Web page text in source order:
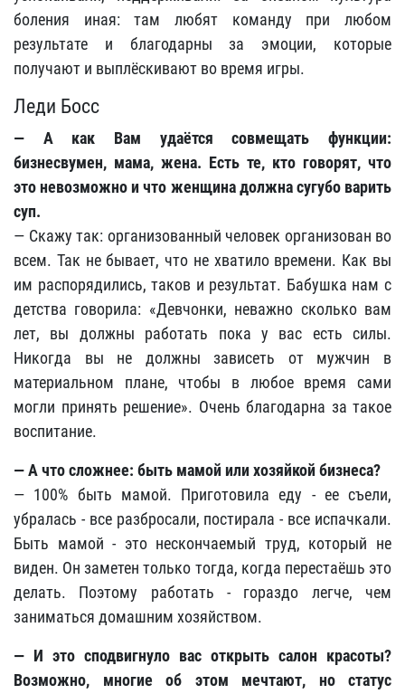
боления иная: там любят команду при любом
результате и благодарны за эмоции, которые
получают и выплёскивают во время игры.
Леди Босс
— А как Вам удаётся совмещать функции:
бизнесвумен, мама, жена. Есть те, кто говорят, что
это невозможно и что женщина должна сугубо варить
суп.
— Скажу так: организованный человек организован во
всем. Так не бывает, что не хватило времени. Как вы
им распорядились, таков и результат. Бабушка нам с
детства говорила: «Девчонки, неважно сколько вам
лет, вы должны работать пока у вас есть силы.
Никогда вы не должны зависеть от мужчин в
материальном плане, чтобы в любое время сами
могли принять решение». Очень благодарна за такое
воспитание.
— А что сложнее: быть мамой или хозяйкой бизнеса?
— 100% быть мамой. Приготовила еду - ее съели,
убралась - все разбросали, постирала - все испачкали.
Быть мамой - это нескончаемый труд, который не
виден. Он заметен только тогда, когда перестаёшь это
делать. Поэтому работать - гораздо легче, чем
заниматься домашним хозяйством.
— И это сподвигнуло вас открыть салон красоты?
Возможно, многие об этом мечтают, но статус